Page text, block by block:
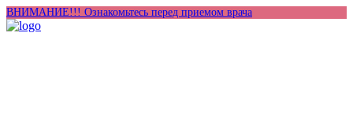
ВНИМАНИЕ!!! Ознакомьтесь перед приемом врача